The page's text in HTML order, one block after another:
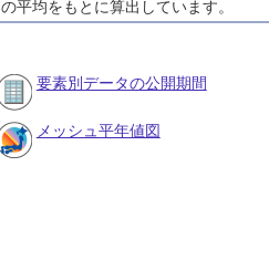
の平均をもとに算出しています。
要素別データの公開期間
メッシュ平年値図